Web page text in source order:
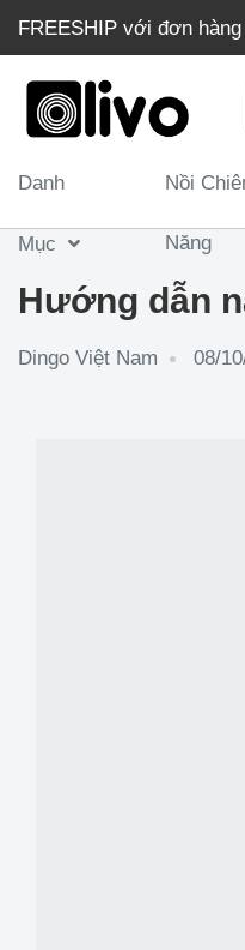
dung
FREESHIP với đơn
Danh
Mục
Nồi
Năng
Hướng dẫn
Dingo Việt Nam 08/